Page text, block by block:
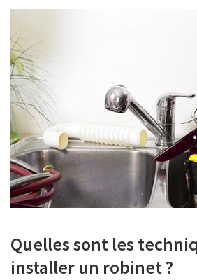
Quelles sont les
installer un robinet ?